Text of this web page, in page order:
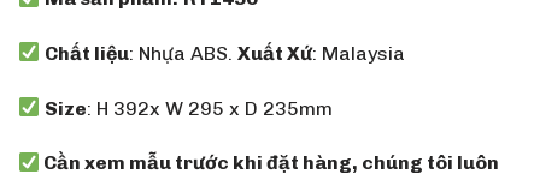
Chất liệu: Nhựa ABS.Xuất Xứ: Malaysia
Size: H 392x W 295 x D 235mm
Cần xem mẫu trước khi đặt hàng, chúng tôi luôn